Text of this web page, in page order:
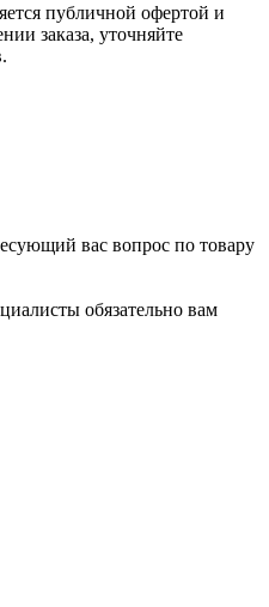
публичной офертой и
заказа, уточняйте
вас вопрос по товару
обязательно вам